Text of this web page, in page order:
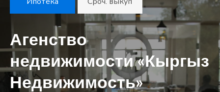
Агенство
недвижимости «Кыргыз
Недвижимость»